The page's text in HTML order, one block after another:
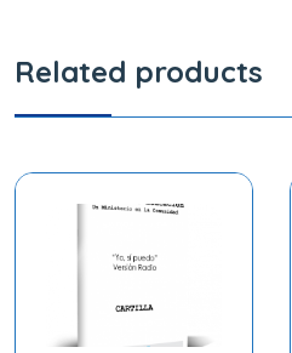
Related products